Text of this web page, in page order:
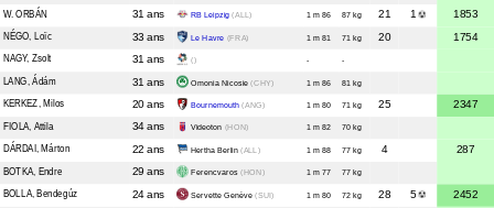
W. ORBÁN 31 ans RB Leipzig (ALL) 1 m 86 87 kg 21 1 1853
NÉGO , Loïc 33 ans Le Havre (FRA) 1 m 81 71 kg 20 1754
NAGY, Zsolt 31 ans () - -
LANG , Ádám 31 ans Omonia Nicosie(CHY) 1 m 86 81 kg
KERKEZ, Milos 20 ans Bournemouth (ANG) 1 m 80 71 kg 25 2347
FIOLA , Attila 34 ans Videoton (HON) 1 m 82 70 kg
DÁRDAI, Márton 22 ans Hertha Berlin (ALL) 1 m 88 77 kg 4
287
BOTKA, Endre 29 ans Ferencvaros (HON) 1 m 77 77 kg
BOLLA, Bendegúz 24 ans Servette Genève(SUI) 1 m 80 72 kg 28 5
2452